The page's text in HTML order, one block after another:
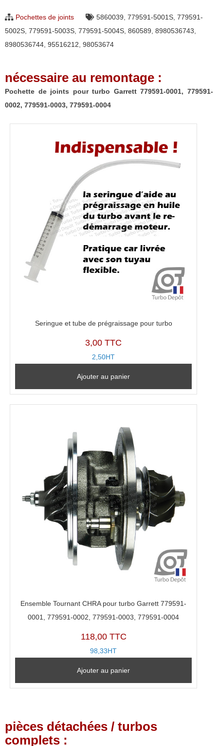
turbo
Garrett
779591-
0002,
779591-
Pochettes de joints 5860039, 779591-5001S, 779591-
5002S, 779591-5003S, 779591-5004S, 860589, 8980536743,
8980536744, 95516212, 98053674
nécessaire au remontage :
Pochette de joints pour turbo Garrett 779591-0001, 779591-
0002, 779591-0003, 779591-0004
Seringue et tube de prégraissage pour turbo
3,00 TTC
2,50HT
Ajouter au panier
Ensemble Tournant CHRA pour turbo Garrett 779591-
0001, 779591-0002, 779591-0003, 779591-0004
118,00 TTC
98,33HT
Ajouter au panier
pièces détachées / turbos
complets :